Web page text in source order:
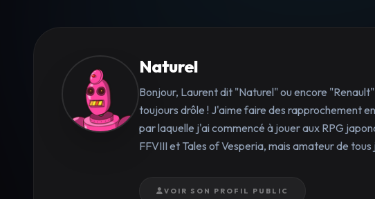
Naturel
Bonjour, Laurent dit "Naturel" ou encore
toujours drôle ! J'aime faire des rapprochement
par laquelle j'ai commencé à jouer aux RPG
FFVIII et Tales of Vesperia, mais amateur de
VOIR SON PROFIL PUBLIC